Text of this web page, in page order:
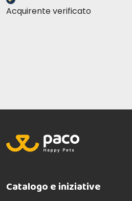
Acquirente verificato
Catalogo e iniziative